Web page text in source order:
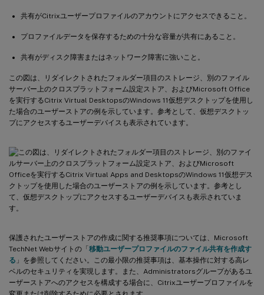
共有がCitrixユーザープロファイルのアカウントにアクセスできること。
プロファイルデータを保存するための十分な容量が共有にあること。
共有がディスク障害またはネットワーク障害に強いこと。
この図は、リダイレクトされたフォルダー項目のストレージ、別のファイル
サーバー上のクロスプラットフォーム設定ストア、およびMicrosoft Office
を実行するCitrix Virtual DesktopsのWindows 11仮想デスクトップを使用し
た場合のユーザーストアの例を示しています。参考として、仮想デスクトッ
プにアクセスするユーザーデバイスも表示されています。
保護されたユーザーストアの作成に関する推奨事項については、Microsoft
TechNet Webサイトの「移動ユーザープロファイルのファイル共有を作成す
る 」を参照してください。この最小限の推奨事項は、基本操作に対する高レ
ベルのセキュリティを実現します。また、Administratorsグループがあるユ
ーザーストアへのアクセスを構成する場合に、Citrixユーザープロファイルを